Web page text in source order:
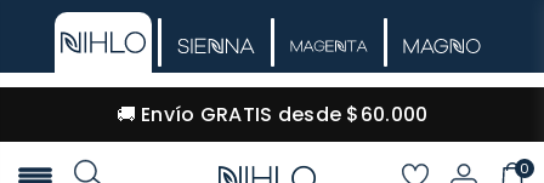
🔒 Pago 100% seguro · Envíos a todo Colombia
0